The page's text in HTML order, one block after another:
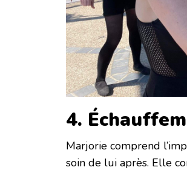
4.
Marjorie comprend
soin de lui après. Elle